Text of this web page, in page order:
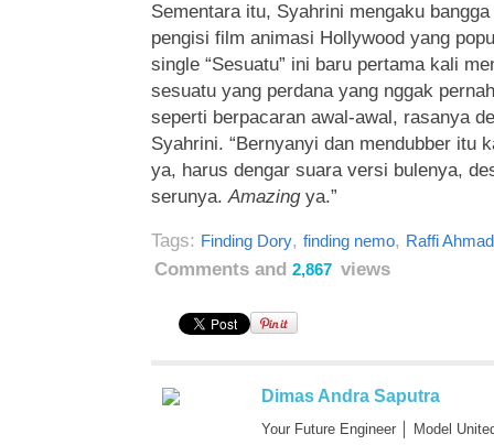
Sementara itu, Syahrini mengaku
pengisi film animasi Hollywood yang
single “Sesuatu” ini baru pertama kali
sesuatu yang perdana yang nggak
seperti berpacaran awal-awal, rasanya
Syahrini. “Bernyanyi dan mendubber itu
ya, harus dengar suara versi bulenya,
serunya.Amazingya.”
Tags: Finding Dory, finding nemo, Raffi Ahmad
Comments and 2,867 views
Dimas Andra Saputra
Your Future Engineer │ Model